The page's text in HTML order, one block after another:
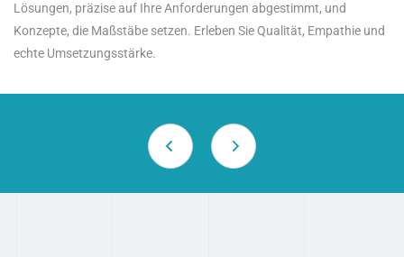
Lösungen, präzise auf Ihre Anforderungen abgestimmt, und
Konzepte, die Maßstäbe setzen. Erleben Sie Qualität, Empathie und
echte Umsetzungsstärke.